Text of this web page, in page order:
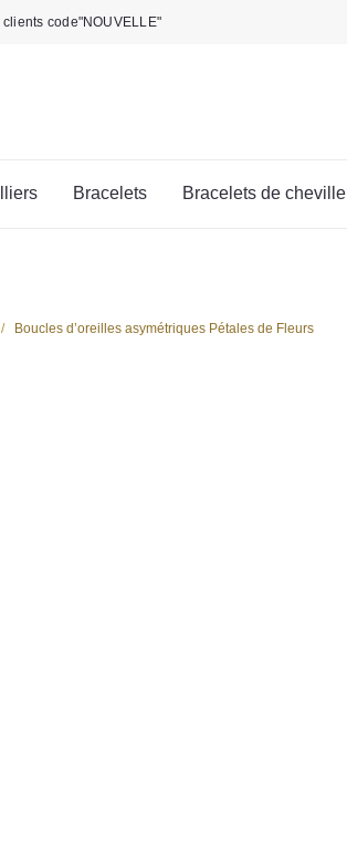
code"NOUVELLE"
Bracelets Bracelets de cheville
/ Boucles d’oreilles asymétriques Pétales de Fleurs